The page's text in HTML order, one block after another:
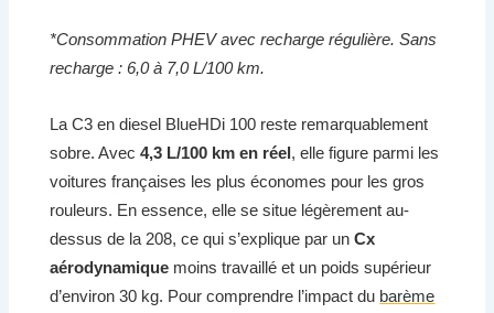
*Consommation PHEV avec recharge régulière. Sans
recharge : 6,0 à 7,0 L/100 km.
La C3 en diesel BlueHDi 100 reste remarquablement
sobre. Avec4,3 L/100 km en réel, elle figure parmi les
voitures françaises les plus économes pour les gros
rouleurs. En essence, elle se situe légèrement au-
dessus de la 208, ce qui s’explique par unCx
aérodynamique moins travaillé et un poids supérieur
d’environ 30 kg. Pour comprendre l’impact du barème